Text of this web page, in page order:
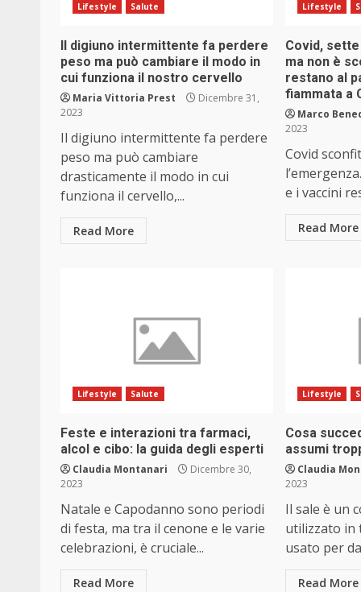
Lifestyle Salute
Il digiuno intermittente fa perdere
peso ma può cambiare il modo in
cui funziona il nostro cervello
Maria Vittoria Prest
Dicembre 31,
2023
Il digiuno intermittente fa perdere
peso ma può cambiare
drasticamente il modo in cui
funziona il cervello,...
Read More
Lifestyle
Covid,
ma non è
restano al
fiammata a
Marco
2023
Covid
e i vaccini
Read More
Lifestyle Salute
Feste e interazioni tra farmaci,
alcol e cibo: la guida degli esperti
Claudia Montanari
Dicembre 30,
2023
Natale e Capodanno sono periodi
di festa, ma tra il cenone e le varie
celebrazioni, è cruciale...
Read More
Lifestyle
Cosa
assumi
Claudia
2023
Il sale è un
utilizzato in
usato per
Read More